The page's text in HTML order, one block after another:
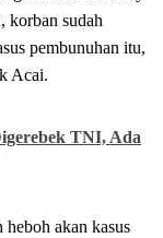
korban sudah
pembunuhan itu,
Acai.
TNI, Ada
akan kasus